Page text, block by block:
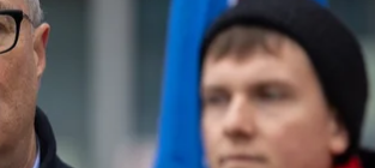
За його словами, побиття
польських підлітків
з дому».
сказавши, що вони раді жити
«бачать, що щось